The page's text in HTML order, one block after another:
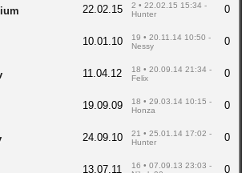
22.02.15
2 • 22.02.15 15:34 -
Hunter
0
10.01.10
19 • 20.11.14 10:50 -
Nessy
0
11.04.12
18 • 20.09.14 21:34 -
Felix
0
19.09.09
18 • 29.03.14 10:15 -
Honza
0
24.09.10
21 • 25.01.14 17:02 -
Hunter
0
13.07.11
16 • 07.09.13 23:03 -
0